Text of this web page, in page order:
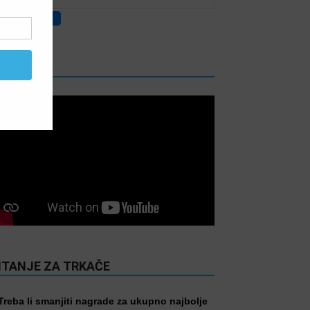
ZA TRKAČE
li smanjiti nagrade za ukupno najbolje